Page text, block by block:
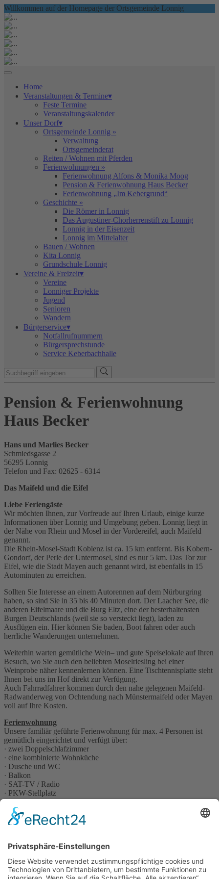
Willkommen auf der Homepage der Ortsgemeinde Lonnig
Home
Veranstaltungen & Termine▾
Feste Termine
Veranstaltungskalender
Unser Dorf▾
Ortsgemeinde Lonnig »
Verwaltung
Ortsgemeinderat
Reiten / Wohnen mit Pferden
Ferienwohnungen »
Ferienwohnung Alfons & Monika Moog
Pension & Ferienwohnung Haus Becker
Ferienwohnung „Im Kebergrund“
Geschichte »
Die Römer in Lonnig
Das Augustiner-Chorherrenstift zu Lonnig
Lonnig in der Eisenzeit
Lonnig im Mittelalter
Bauen / Wohnen
Kita Lonnig
Grundschule Lonnig
Vereine & Freizeit▾
Vereine
Lonniger Projekte
Jugend
Senioren
Wandern
Bürgerservice▾
Notfallrufnummern
Bürgersprechstunde
Service Keberbachhalle
Pension & Ferienwohnung
Haus Becker
Hans und Marlies Becker
Schmiedsgasse 2
56295 Lonnig
Telefon und Fax: 02625 - 6314
Das Maifeld und die Eifel
Liebe Feriengäste
Wir möchten Ihnen, zur Vorfreude auf Ihren Urlaub, einige kurze
Informationen über Lonnig und Umgebung geben. Lonnig liegt in
der Nähe von Rhein und Mosel in der Vordereifel, auch Maifeld
genannt.
Die Rhein-Mosel-Stadt Koblenz ist ca. 15 km entfernt. Bis Kobern-
Gondorf, der Perle der Untermosel, sind es nur 5 km. Das Tor zur
Eifel, wie die Stadt Mayen auch genannt wird, ist ebenfalls in 15
Autominuten zu erreichen.
Sollten Sie Interesse an einem Autorennen auf dem Nürburgring
haben, so sind Sie in 35 bis 40 Minuten dort. Der Laacher See, die
anderen Eifelmaare und die Burg Eltz, eine der besterhaltensten
Burgen Deutschlands (weil sie so versteckt liegt), laden zu
Ausflügen ein. Hier können Sie baden, Boot fahren oder auch
herrliche Wanderungen unternehmen.
Weiterhin warten gemütliche Wein– und gute Speiselokale auf Ihren
Besuch, wo Sie auch den beliebten Moselriesling bei einer
Weinprobe näher kennenlernen können. Eine Tischtennisplatte steht
Ihnen bei uns im Hof direkt zur Verfügung.
Auch Fahrradfahrer kommen durch den nahe gelegenen Maifeld-
Radwanderweg von Ochtendung nach Münstermaifeld oder Mayen
voll auf Ihre Kosten.
Ferienwohnung
Unsere familiär geführte Ferienwohnung für max. 4 Personen ist
gemütlich eingerichtet und verfügt über:
· zwei Doppelschlafzimmer
· eine kombinierte Wohnküche
· Dusche und WC
· Balkon
· SAT-TV / Radio
· PKW-Stellplatz
Preise Ferienwohnung & Pension
Preise für die Ferienwohnung sowie für Übernachtung und
Frühstück erhalten Sie auf Anfrage.
enthalten.
Anfahrt
Lonnig liegt 2 km von der Eifelautobahn Koblenz-Trier (A48)